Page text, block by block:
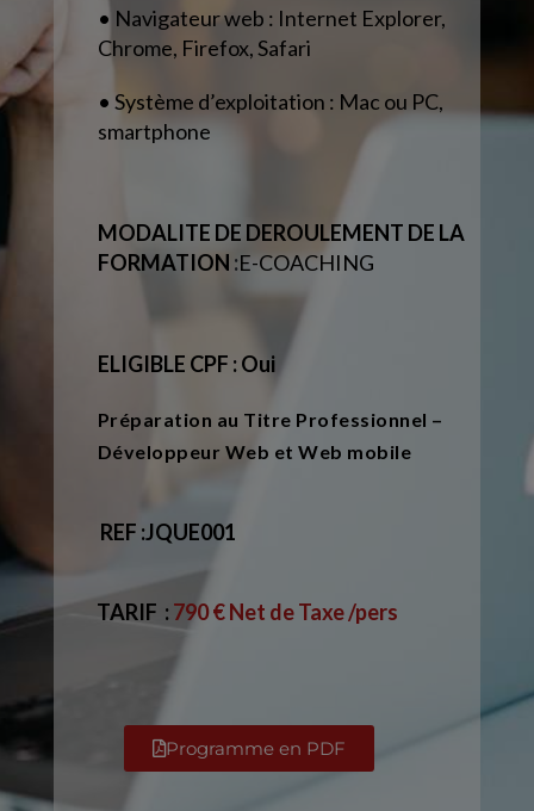
• Navigateur web : Internet Explorer,
Chrome, Firefox, Safari
• Système d’exploitation : Mac ou PC,
smartphone
MODALITE DE DEROULEMENT DE LA
FORMATION :E-COACHING
ELIGIBLE CPF : Oui
Préparation au Titre Professionnel –
Développeur Web et Web mobile
REF :JQUE001
TARIF : 790 € Net de Taxe /pers
Programme en PDF